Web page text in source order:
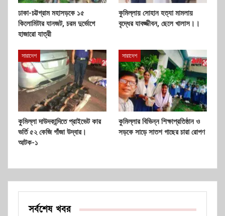
ঢাকা-চট্টগ্রাম মহাসড়কে ১৫
কিলোমিটার যানজট, চরম দুর্ভোগে
হাজারো যাত্রী
কুমিল্লায় সোহান হত্যা মামলায়
বৃদ্ধের যাবজ্জীবন, ছেলে খালাস।।
সারাদেশ
কুমিল্লা দাউদকান্দিতে প্রাইভেট কার
ভর্তি ৫২ কেজি গাঁজা উদ্বার।
আটক-১
সারাদেশ
কুমিল্লার বিভিন্ন শিক্ষাপ্রতিষ্ঠান ও
সড়কে সাড়ে সাতশ গাছের চারা রোপণ
সর্বশেষ খবর